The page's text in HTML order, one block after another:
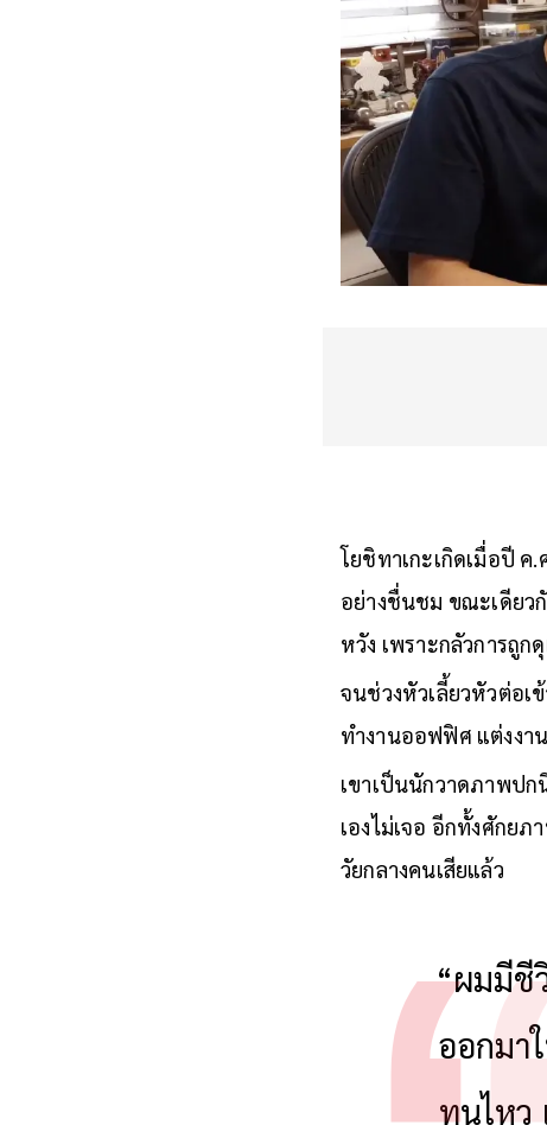
โยชิทาเกะเกิดเมื่อปี ค
อย่างชื่นชม ขณะเดียว
หวัง เพราะกลัวการถู
จนช่วงหัวเลี้ยวหัวต่อเ
ทำงานออฟฟิศ แต่งงา
เขาเป็นนักวาดภาพปก
เองไม่เจอ อีกทั้งศักย
วัยกลางคนเสียแล้ว
“ผมมีชี
ออกมา
ทนไหว